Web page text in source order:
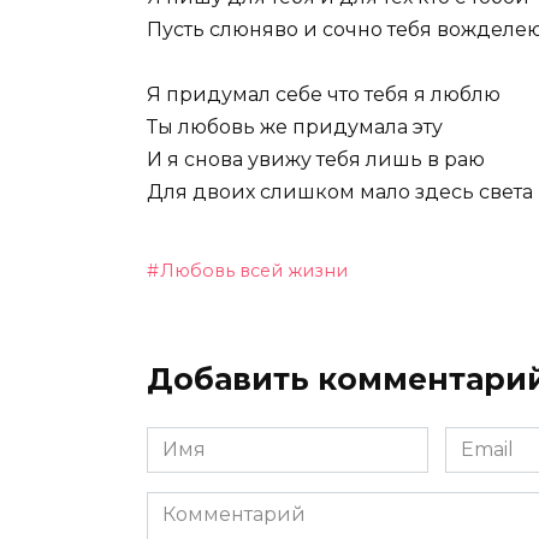
Пусть слюняво и сочно тебя
Я придумал себе что тебя я люблю
Ты любовь же придумала эту
И я снова увижу тебя лишь в раю
Для двоих слишком мало здесь света
Любовь всей жизни
Добавить
Имя Email
Комментарий